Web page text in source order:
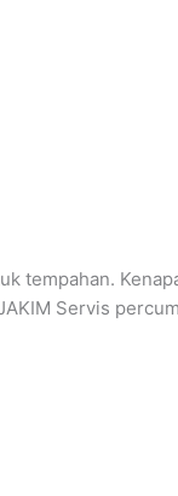
tempahan.
Servis